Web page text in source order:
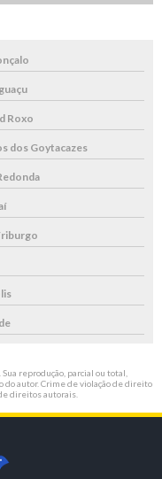
Roxo
dos Goytacazes
reprodução, parcial ou total,
do autor. Crime de violação de direito
direitos autorais